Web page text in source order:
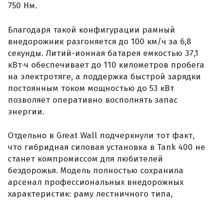
750 Нм.
Благодаря такой конфигурации рамный
внедорожник разгоняется до 100 км/ч за 6,8
секунды. Литий-ионная батарея емкостью 37,1
кВт·ч обеспечивает до 110 километров пробега
на электротяге, а поддержка быстрой зарядки
постоянным током мощностью до 53 кВт
позволяет оперативно восполнять запас
энергии.
Отдельно в Great Wall подчеркнули тот факт,
что гибридная силовая установка в Tank 400 не
станет компромиссом для любителей
бездорожья. Модель полностью сохранила
арсенал профессиональных внедорожных
характеристик: раму лестничного типа,